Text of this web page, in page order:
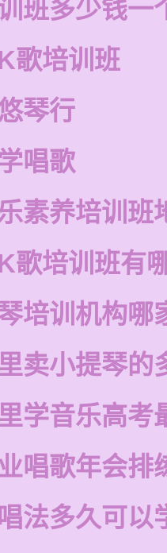
班多少钱一
歌培训班
琴行
唱歌
素养培训班
歌培训班有
培训机构哪
卖小提琴的
学音乐高考
唱歌年会排
法多久可以